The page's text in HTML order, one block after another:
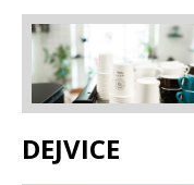
DEJVICE​